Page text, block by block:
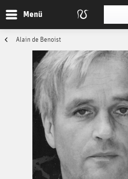
Menü
Alain de Benoist